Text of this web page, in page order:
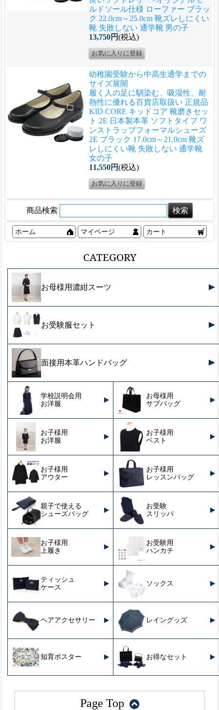
ルドソール仕様 ローファー ブラッ
ク 22.0cm～25.0cm 靴ズレしにくい
靴 失敗しない 通学靴 男の子
13,750円(税込)
幼稚園受験から中高生通学までの
サイズ展開
履く人の足に馴染む、吸湿性、耐
熱性に優れる百貨店取扱い 正規品
KID CORE キッドコア 靴磨きセッ
ト 2E 日本製本革 ソフトタイプ ワ
ンストラップフォーマルシューズ
2E ブラック 17.0cm～21.0cm 靴ズ
レしにくい靴 失敗しない 通学靴
女の子
11,550円(税込)
商品検索
ホーム マイページ カート
CATEGORY
お母様用濃紺スーツ
お受験服セット
面接用本革ハンドバッグ
学校説明会用
お洋服
お母様用
サブバッグ
お子様用
お洋服
お子様用
ベスト
お子様用
アウター
お子様用
レッスンバッグ
親子で使える
シューズバッグ
お受験
スリッパ
お子様用
上履き
お受験用
ハンカチ
ティッシュ
ケース
ソックス
ヘアアクセサリー レイングッズ
知育ポスター お得なセット
Page Top